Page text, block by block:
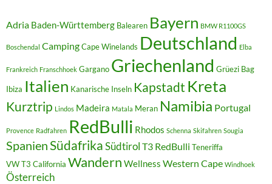
Adria Baden-Württemberg Balearen Bayern BMW R1100GS
Boschendal CampingCape Winelands Deutschland Elba
Frankreich Franschhoek Gargano Griechenland Grüezi Bag
Ibiza Italien Kanarische Inseln Kapstadt Kreta
Kurztrip Lindos Madeira Matala Meran Namibia Portugal
Provence Radfahren RedBulli Rhodos Schenna Skifahren Sougia
SpanienSüdafrikaSüdtirol T3 RedBulli Teneriffa
VW T3 California Wandern Wellness Western Cape Windhoek
Österreich